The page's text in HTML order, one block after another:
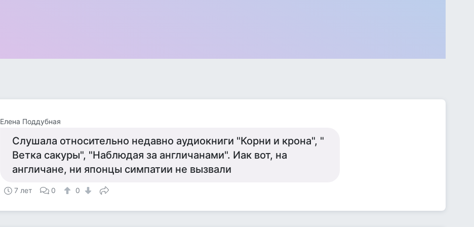
Елена Поддубная
Слушала относительно недавно аудиокниги "Корни и крона", "
Ветка сакуры", "Наблюдая за англичанами". Иак вот, на
англичане, ни японцы симпатии не вызвали
7 лет 0 0